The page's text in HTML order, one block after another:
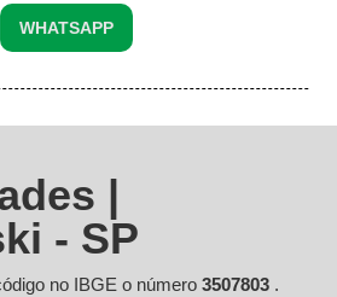
WHATSAPP
|
- SP
no IBGE o número 3507803 .